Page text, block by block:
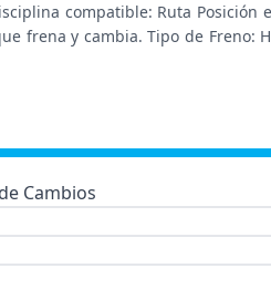
compatible: Ruta
frena y cambia. Tipo de
Cambios